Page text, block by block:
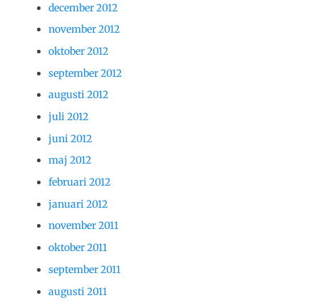
december 2012
november 2012
oktober 2012
september 2012
augusti 2012
juli 2012
juni 2012
maj 2012
februari 2012
januari 2012
november 2011
oktober 2011
september 2011
augusti 2011